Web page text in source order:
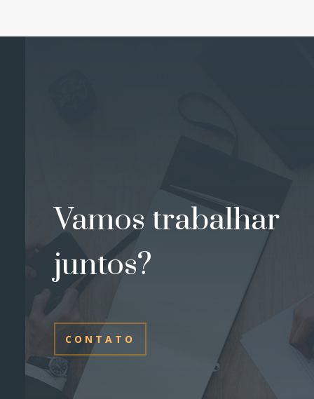
Vamos trabalhar
juntos?
CONTATO